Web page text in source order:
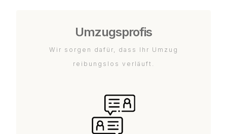
Umzugsprofis
Wir sorgen dafür, dass Ihr Umzug
reibungslos verläuft.